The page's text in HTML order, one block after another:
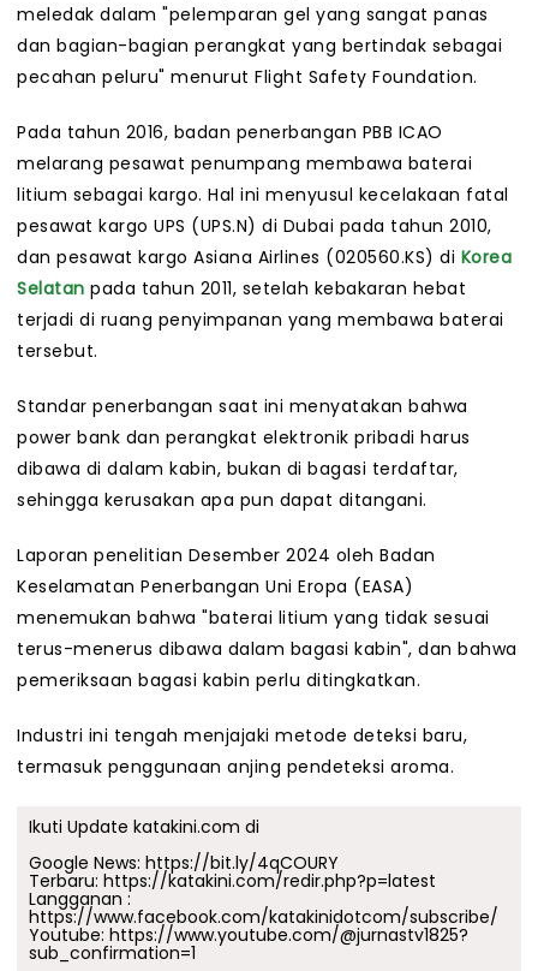
meledak dalam "pelemparan gel yang sangat panas
dan bagian-bagian perangkat yang bertindak sebagai
pecahan peluru" menurut Flight Safety Foundation.
Pada tahun 2016, badan penerbangan PBB ICAO
melarang pesawat penumpang membawa baterai
litium sebagai kargo. Hal ini menyusul kecelakaan fatal
pesawat kargo UPS (UPS.N) di Dubai pada tahun 2010,
dan pesawat kargo Asiana Airlines (020560.KS) di Korea
Selatan pada tahun 2011, setelah kebakaran hebat
terjadi di ruang penyimpanan yang membawa baterai
tersebut.
Standar penerbangan saat ini menyatakan bahwa
power bank dan perangkat elektronik pribadi harus
dibawa di dalam kabin, bukan di bagasi terdaftar,
sehingga kerusakan apa pun dapat ditangani.
Laporan penelitian Desember 2024 oleh Badan
Keselamatan Penerbangan Uni Eropa (EASA)
menemukan bahwa "baterai litium yang tidak sesuai
terus-menerus dibawa dalam bagasi kabin", dan bahwa
pemeriksaan bagasi kabin perlu ditingkatkan.
Industri ini tengah menjajaki metode deteksi baru,
termasuk penggunaan anjing pendeteksi aroma.
Ikuti Update katakini.com di
Google News: https://bit.ly/4qCOURY
Terbaru: https://katakini.com/redir.php?p=latest
Langganan :
https://www.facebook.com/katakinidotcom/subscribe/
Youtube: https://www.youtube.com/@jurnastv1825?
sub_confirmation=1